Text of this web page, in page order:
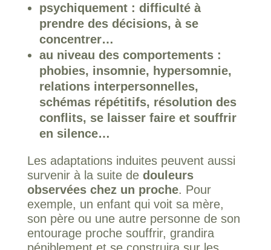
psychiquement : difficulté à
prendre des décisions, à se
concentrer…
au niveau des comportements :
phobies, insomnie, hypersomnie,
relations interpersonnelles,
schémas répétitifs, résolution des
conflits, se laisser faire et souffrir
en silence…
Les adaptations induites peuvent aussi
survenir à la suite de douleurs
observées chez un proche. Pour
exemple, un enfant qui voit sa mère,
son père ou une autre personne de son
entourage proche souffrir, grandira